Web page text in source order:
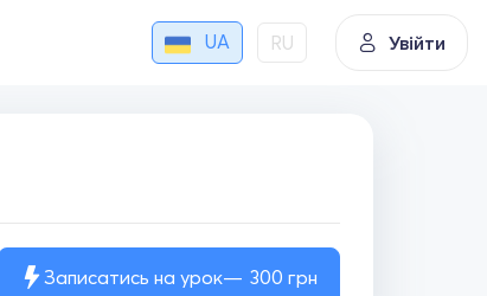
UA RU Увійти
Записатись на урок 300 грн